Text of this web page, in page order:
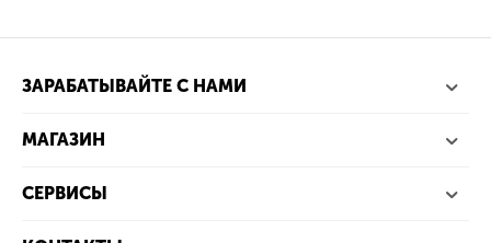
ЗАРАБАТЫВАЙТЕ С НАМИ
МАГАЗИН
СЕРВИСЫ